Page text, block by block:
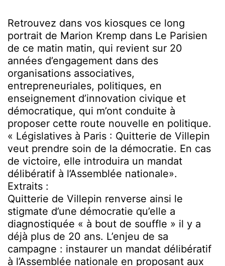
Retrouvez dans vos kiosques ce long
portrait de Marion Kremp dans Le Parisien
de ce matin matin, qui revient sur 20
années d’engagement dans des
organisations associatives,
entrepreneuriales, politiques, en
enseignement d’innovation civique et
démocratique, qui m’ont conduite à
proposer cette route nouvelle en politique.
« Législatives à Paris : Quitterie de Villepin
veut prendre soin de la démocratie. En cas
de victoire, elle introduira un mandat
délibératif à l’Assemblée nationale».
Extraits :
Quitterie de Villepin renverse ainsi le
stigmate d’une démocratie qu’elle a
diagnostiquée « à bout de souffle » il y a
déjà plus de 20 ans. L’enjeu de sa
campagne : instaurer un mandat délibératif
à l’Assemblée nationale en proposant aux